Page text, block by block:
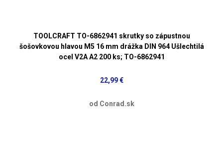
TOOLCRAFT TO-6862941 skrutky so zápustnou
šošovkovou hlavou M5 16 mm drážka DIN 964 Ušlechtilá
ocel V2A A2 200 ks; TO-6862941
22,99 €
od Conrad.sk